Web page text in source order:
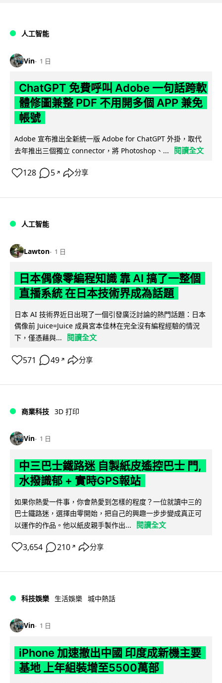
人工智能
Vin 1 日
ChatGPT 免費呼叫 Adobe 一句話跨軟
體修圖兼整 PDF 不用開多個 APP 兼免
帳號
Adobe 宣布推出全新統一版 Adobe for ChatGPT 外掛，取代
去年推出三個獨立 connector，將 Photoshop、...
閱讀全文
128 5 ↗ 分享
人工智能
Lawton 1 日
日本偶像零編程知識 靠 AI 搞了一整個
直播系統 在日本技術界成為話題
日本 AI 技術界近日出現了一個引發廣泛討論的熱門話題：日本
偶像前 Juice=Juice 成員宮本佳林在完全沒有編程經驗的情況
下，僅憑藉與...
閱讀全文
571 49 ↗ 分享
商業科技 3D 打印
Vin 1 日
中三巴士鐵路迷 自製紙皮遙控巴士 門,
水撥識郁 + 實時GPS報站
如果你熱愛一件事，你會熱愛到怎樣的程度？一位就讀中三的
巴士鐵路迷，選擇由零開始，把自己的興趣一步步變成真正可
以運作的作品。他以紙皮親手製作出...
閱讀全文
3,654 210 ↗ 分享
科技娛樂 生活娛樂 城中熱話
Vin 1 日
iPhone 加速撤出中國 印度成新機主要
基地 上年組裝增至5500萬部